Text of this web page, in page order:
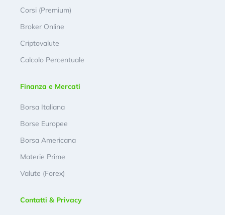
Corsi (Premium)
Broker Online
Criptovalute
Calcolo Percentuale
Finanza e Mercati
Borsa Italiana
Borse Europee
Borsa Americana
Materie Prime
Valute (Forex)
Contatti & Privacy